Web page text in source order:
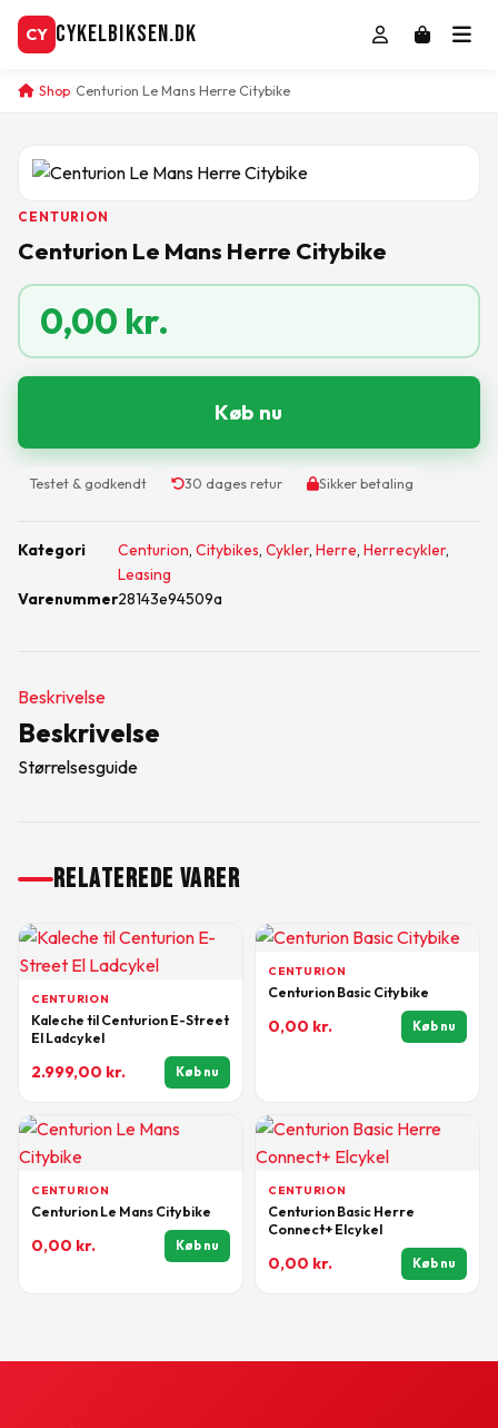
CY CykelBiksen.dk
Shop Centurion Le Mans Herre Citybike
CENTURION
Centurion Le Mans Herre Citybike
0,00 kr.
Køb nu
Testet & godkendt 30 dages retur Sikker betaling
Kategori Centurion, Citybikes, Cykler, Herre, Herrecykler,
Leasing
Varenummer28143e94509a
Beskrivelse
Beskrivelse
Størrelsesguide
RELATEREDE VARER
CENTURION
Kaleche til Centurion E-Street
El Ladcykel
2.999,00 kr. Køb nu
CENTURION
Centurion Basic Citybike
0,00 kr. Køb nu
CENTURION
Centurion Le Mans Citybike
0,00 kr. Køb nu
CENTURION
Centurion Basic Herre
Connect+ Elcykel
0,00 kr. Køb nu